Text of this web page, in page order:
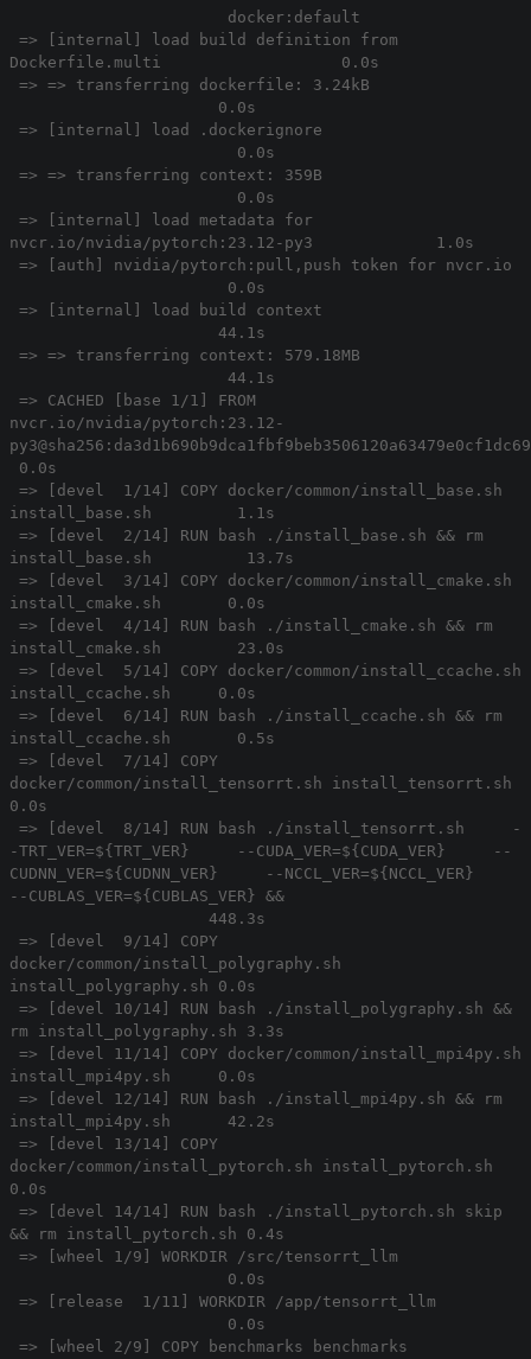
docker:default
=> [internal] load build definition from
Dockerfile.multi 0.0s
=> => transferring dockerfile: 3.24kB
0.0s
=> [internal] load .dockerignore
0.0s
=> => transferring context: 359B
0.0s
=> [internal] load metadata for
nvcr.io/nvidia/pytorch:23.12-py3 1.0s
=> [auth] nvidia/pytorch:pull,push token for nvcr.io
0.0s
=> [internal] load build context
44.1s
=> => transferring context: 579.18MB
44.1s
=> CACHED [base 1/1] FROM
nvcr.io/nvidia/pytorch:23.12-
0.0s
=> [devel 1/14] COPY docker/common/install_base.sh
install_base.sh 1.1s
=> [devel 2/14] RUN bash ./install_base.sh && rm
install_base.sh 13.7s
=> [devel 3/14] COPY docker/common/install_cmake.sh
install_cmake.sh 0.0s
=> [devel 4/14] RUN bash ./install_cmake.sh && rm
install_cmake.sh 23.0s
=> [devel 5/14] COPY docker/common/install_ccache.sh
install_ccache.sh 0.0s
=> [devel 6/14] RUN bash ./install_ccache.sh && rm
install_ccache.sh 0.5s
=> [devel 7/14] COPY
docker/common/install_tensorrt.sh install_tensorrt.sh
0.0s
=> [devel 8/14] RUN bash ./install_tensorrt.sh -
-TRT_VER=${TRT_VER} --CUDA_VER=${CUDA_VER} --
CUDNN_VER=${CUDNN_VER} --NCCL_VER=${NCCL_VER}
--CUBLAS_VER=${CUBLAS_VER} &&
448.3s
=> [devel 9/14] COPY
docker/common/install_polygraphy.sh
install_polygraphy.sh 0.0s
=> [devel 10/14] RUN bash ./install_polygraphy.sh &&
rm install_polygraphy.sh 3.3s
=> [devel 11/14] COPY docker/common/install_mpi4py.sh
install_mpi4py.sh 0.0s
=> [devel 12/14] RUN bash ./install_mpi4py.sh && rm
install_mpi4py.sh 42.2s
=> [devel 13/14] COPY
docker/common/install_pytorch.sh install_pytorch.sh
0.0s
=> [devel 14/14] RUN bash ./install_pytorch.sh skip
&& rm install_pytorch.sh 0.4s
=> [wheel 1/9] WORKDIR /src/tensorrt_llm
0.0s
=> [release 1/11] WORKDIR /app/tensorrt_llm
0.0s
=> [wheel 2/9] COPY benchmarks benchmarks